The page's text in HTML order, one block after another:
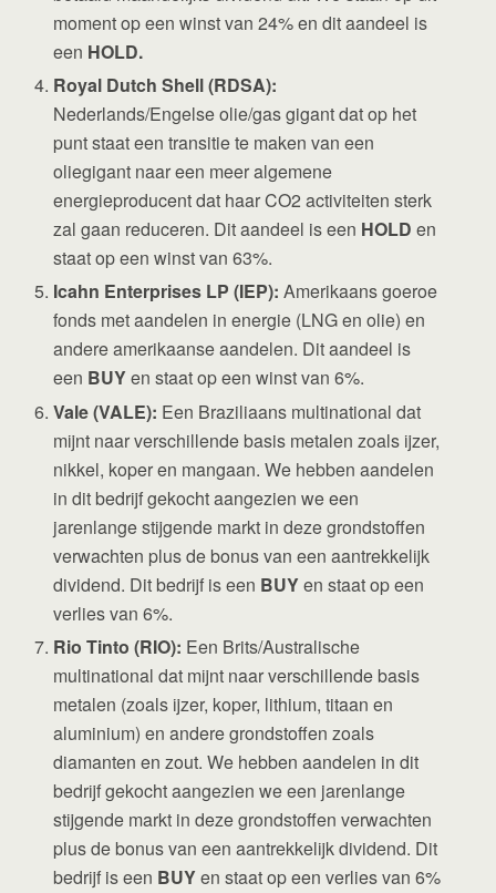
moment op een winst van 24% en dit aandeel is
een HOLD.
Royal Dutch Shell (RDSA):
Nederlands/Engelse olie/gas gigant dat op het
punt staat een transitie te maken van een
oliegigant naar een meer algemene
energieproducent dat haar CO2 activiteiten sterk
zal gaan reduceren. Dit aandeel is een HOLD en
staat op een winst van 63%.
Icahn Enterprises LP (IEP): Amerikaans goeroe
fonds met aandelen in energie (LNG en olie) en
andere amerikaanse aandelen. Dit aandeel is
een BUYen staat op een winst van 6%.
Vale (VALE): Een Braziliaans multinational dat
mijnt naar verschillende basis metalen zoals ijzer,
nikkel, koper en mangaan. We hebben aandelen
in dit bedrijf gekocht aangezien we een
jarenlange stijgende markt in deze grondstoffen
verwachten plus de bonus van een aantrekkelijk
dividend. Dit bedrijf is een BUYen staat op een
verlies van 6%.
Rio Tinto (RIO): Een Brits/Australische
multinational dat mijnt naar verschillende basis
metalen (zoals ijzer, koper, lithium, titaan en
aluminium) en andere grondstoffen zoals
diamanten en zout. We hebben aandelen in dit
bedrijf gekocht aangezien we een jarenlange
stijgende markt in deze grondstoffen verwachten
plus de bonus van een aantrekkelijk dividend. Dit
bedrijf is een BUYen staat op een verlies van 6%